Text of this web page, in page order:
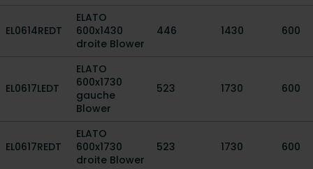
EL0614REDT
ELATO
600x1430
droite Blower
446 1430 600
EL0617LEDT
ELATO
600x1730
gauche
Blower
523 1730 600
EL0617REDT
ELATO
600x1730
droite Blower
523 1730 600